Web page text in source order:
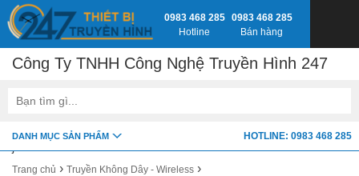
google-site-verification=fSxkTzlyAV278H0_7LAVZEjJh2zdXsbKQ-
Trang chủ › Truyền Không Dây - Wireless ›
0983 468 285
Hotline
0983 468 285
Bán hàng
Công Ty TNHH Công Nghệ Truyền Hình 247
DANH MỤC SẢN PHẨM HOTLINE: 0983 468 285